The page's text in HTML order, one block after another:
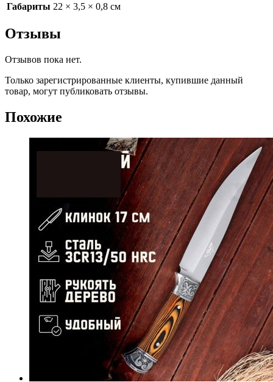
Габариты 22 × 3,5 × 0,8 см
Отзывы
Отзывов пока нет.
Только зарегистрированные клиенты, купившие данный
товар, могут публиковать отзывы.
Похожие